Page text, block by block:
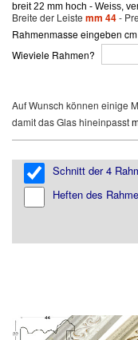
breit 22 mm hoch - Weiss,
Breite der Leiste mm 44-
Rahmenmasse eingeben cm
Wieviele Rahmen?
Auf Wunsch können einige
damit das Glas hineinpasst
Schnitt der 4
Heften des